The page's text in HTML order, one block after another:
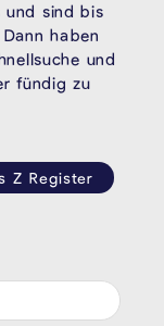
und sind bis
haben
und
fündig zu
Z Register